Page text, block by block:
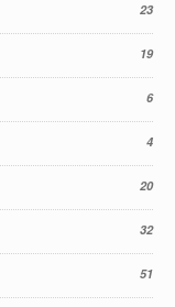
23
19
6
4
20
32
51